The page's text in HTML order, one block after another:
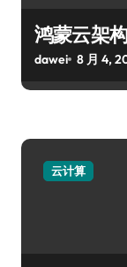
鸿蒙云架
dawei 8 月 4,
云计算